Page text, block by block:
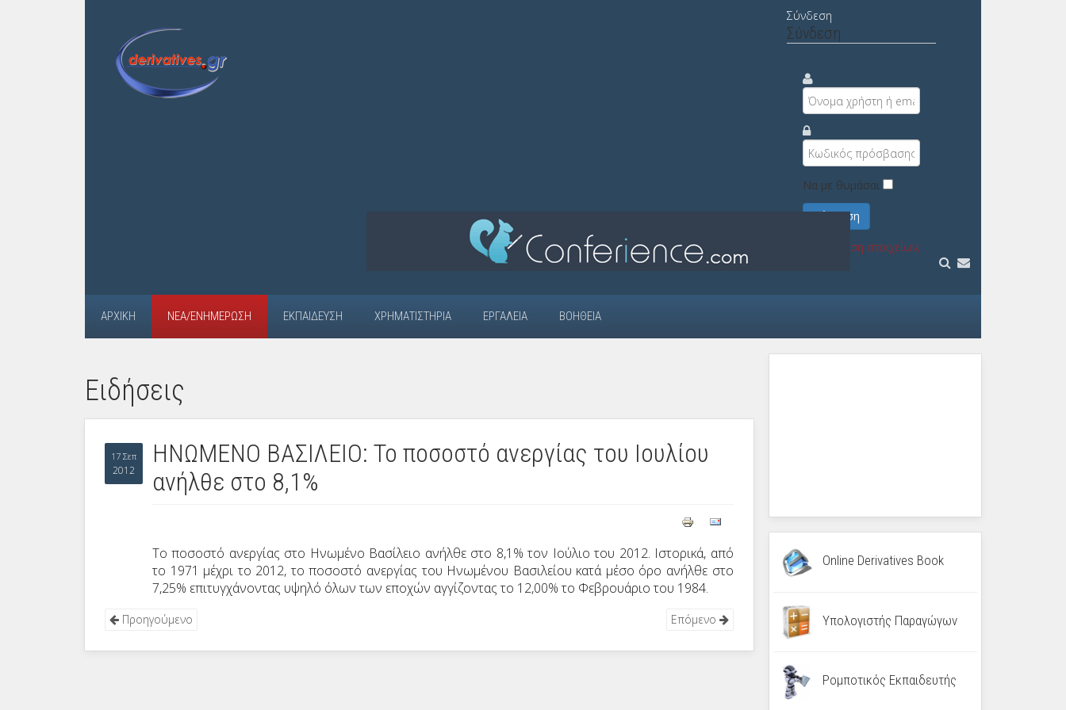
Σύνδεση
Σύνδεση
Να με θυμάσαι
Σύνδεση
Υπενθύμιση στοιχείων;
ΑΡΧΙΚΉ ΝΈΑ/ΕΝΗΜΈΡΩΣΗ ΕΚΠΑΊΔΕΥΣΗ ΧΡΗΜΑΤΙΣΤΉΡΙΑ ΕΡΓΑΛΕΊΑ ΒΟΉΘΕΙΑ
Ειδήσεις
17 Σεπ
2012
ΗΝΩΜΕΝΟ ΒΑΣΙΛΕΙΟ: Το ποσοστό ανεργίας του Ιουλίου
ανήλθε στο 8,1%
Το ποσοστό ανεργίας στο Ηνωμένο Βασίλειο ανήλθε στο 8,1% τον Ιούλιο του 2012. Ιστορικά, από
το 1971 μέχρι το 2012, το ποσοστό ανεργίας του Ηνωμένου Βασιλείου κατά μέσο όρο ανήλθε στο
7,25% επιτυγχάνοντας υψηλό όλων των εποχών αγγίζοντας το 12,00% το Φεβρουάριο του 1984.
Προηγούμενο Επόμενο
Online Derivatives Book
Υπολογιστής Παραγώγων
Ρομποτικός Εκπαιδευτής